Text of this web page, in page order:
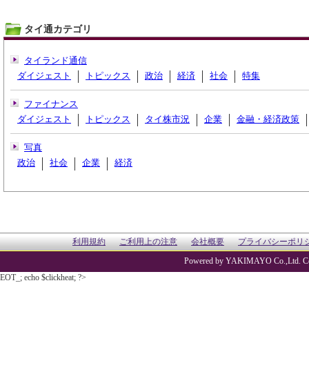
タイ通カテゴリ
タイランド通信
ダイジェスト
トピックス 政治 経済 社会 特集
ファイナンス
ダイジェスト
トピックス タイ株市況 企業 金融・経済政策
写真
政治
社会 企業 経済
利用規約 ご利用上の注意 会社概要 プライバシーポリ
Powered by YAKIMAYO Co.,Ltd.
EOT_; echo $clickheat; ?>